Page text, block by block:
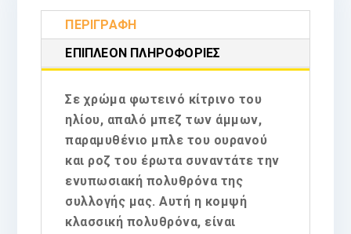
ΠΕΡΙΓΡΑΦΉ
ΕΠΙΠΛΈΟΝ ΠΛΗΡΟΦΟΡΊΕΣ
Σε χρώμα φωτεινό κίτρινο του
ηλίου, απαλό μπεζ των άμμων,
παραμυθένιο μπλε του ουρανού
και ροζ του έρωτα συναντάτε την
ενυπωσιακή πολυθρόνα της
συλλογής μας. Αυτή η κομψή
κλασσική πολυθρόνα, είναι